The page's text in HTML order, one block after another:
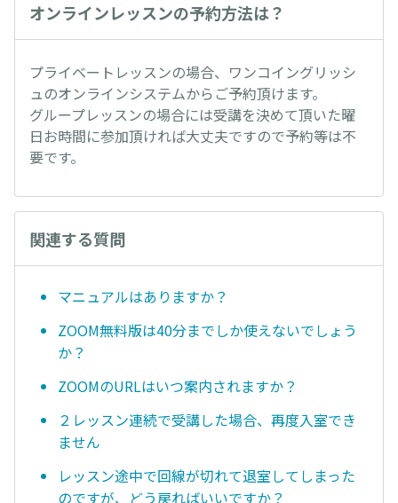
オンラインレッスンの予約方法は？
プライベートレッスンの場合、ワンコイングリッシ
ュのオンラインシステムからご予約頂けます。
グループレッスンの場合には受講を決めて頂いた曜
日お時間に参加頂ければ大丈夫ですので予約等は不
要です。
関連する質問
マニュアルはありますか？
ZOOM無料版は40分までしか使えないでしょう
か？
ZOOMのURLはいつ案内されますか？
２レッスン連続で受講した場合、再度入室でき
ません
レッスン途中で回線が切れて退室してしまった
のですが、どう戻ればいいですか？